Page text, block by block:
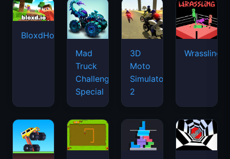
BloxdHop.io
Mad
Truck
Challenge
Special
3D
Moto
Simulator
2
Wrassling